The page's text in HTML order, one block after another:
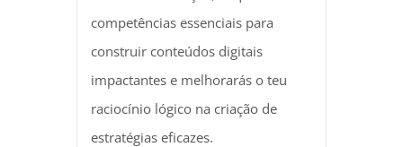
competências essenciais para
construir conteúdos digitais
impactantes e melhorarás o teu
raciocínio lógico na criação de
estratégias eficazes.